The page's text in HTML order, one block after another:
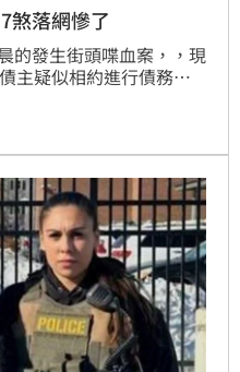
落網慘了
的發生街頭喋血案，，現
主疑似相約進行債務協
部及右大腿慘遭砍傷、
調查，稍早涉案的7名惡
序、傷害及殺人未遂等罪